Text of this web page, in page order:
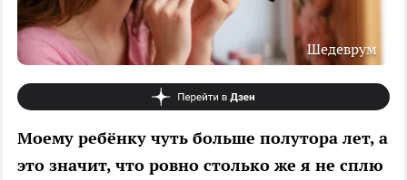
Шедеврум
Моему ребёнку чуть больше полутора лет, а
это значит, что ровно столько же я не сплю